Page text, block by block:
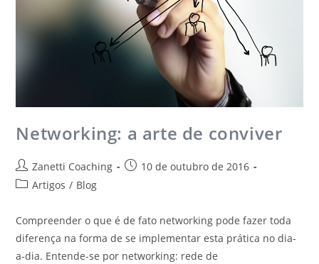
Networking: a arte de conviver
Zanetti Coaching
10 de outubro de 2016
Artigos / Blog
Compreender o que é de fato networking pode fazer toda
diferença na forma de se implementar esta prática no dia-
a-dia. Entende-se por networking: rede de